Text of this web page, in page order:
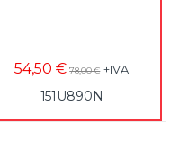
54,50 € 78,00€ +IVA
151U890N